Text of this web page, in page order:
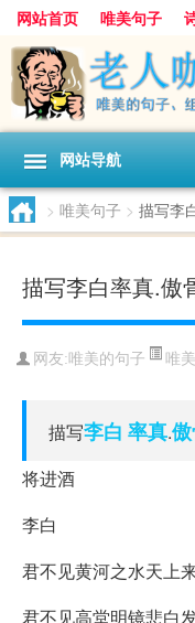
网站首页 唯美句子
人生感悟
其他美文
感人故事
句子分类
网站导航
> 唯美句子 > 描写李
描写李白率真.傲
网友: 唯美的句子 唯
描写李白 率真.
将进酒
李白
君不见黄河之水天上
君不见高堂明镜悲白